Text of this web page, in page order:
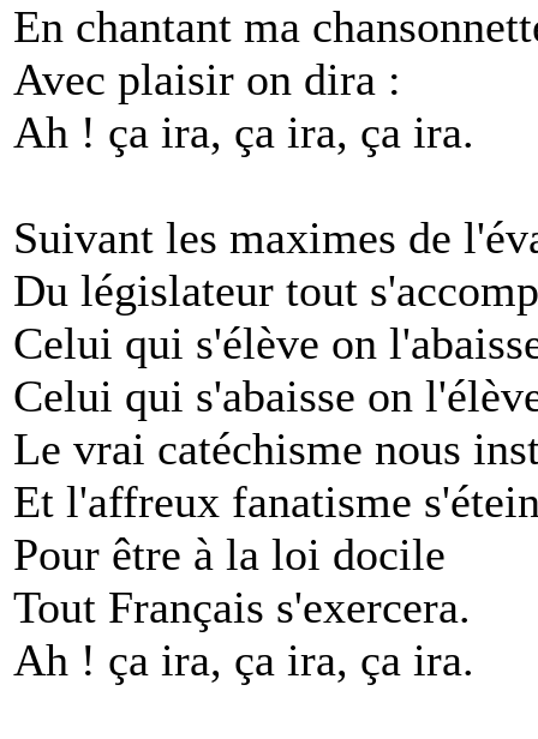
En chantant ma
Avec plaisir on dira :
Ah ! ça ira, ça ira, ça ira.
Suivant les maximes de
Du législateur tout
Celui qui s'élève on
Celui qui s'abaisse on
Le vrai catéchisme nous
Et l'affreux fanatisme
Pour être à la loi docile
Tout Français s'exercera.
Ah ! ça ira, ça ira, ça ira.